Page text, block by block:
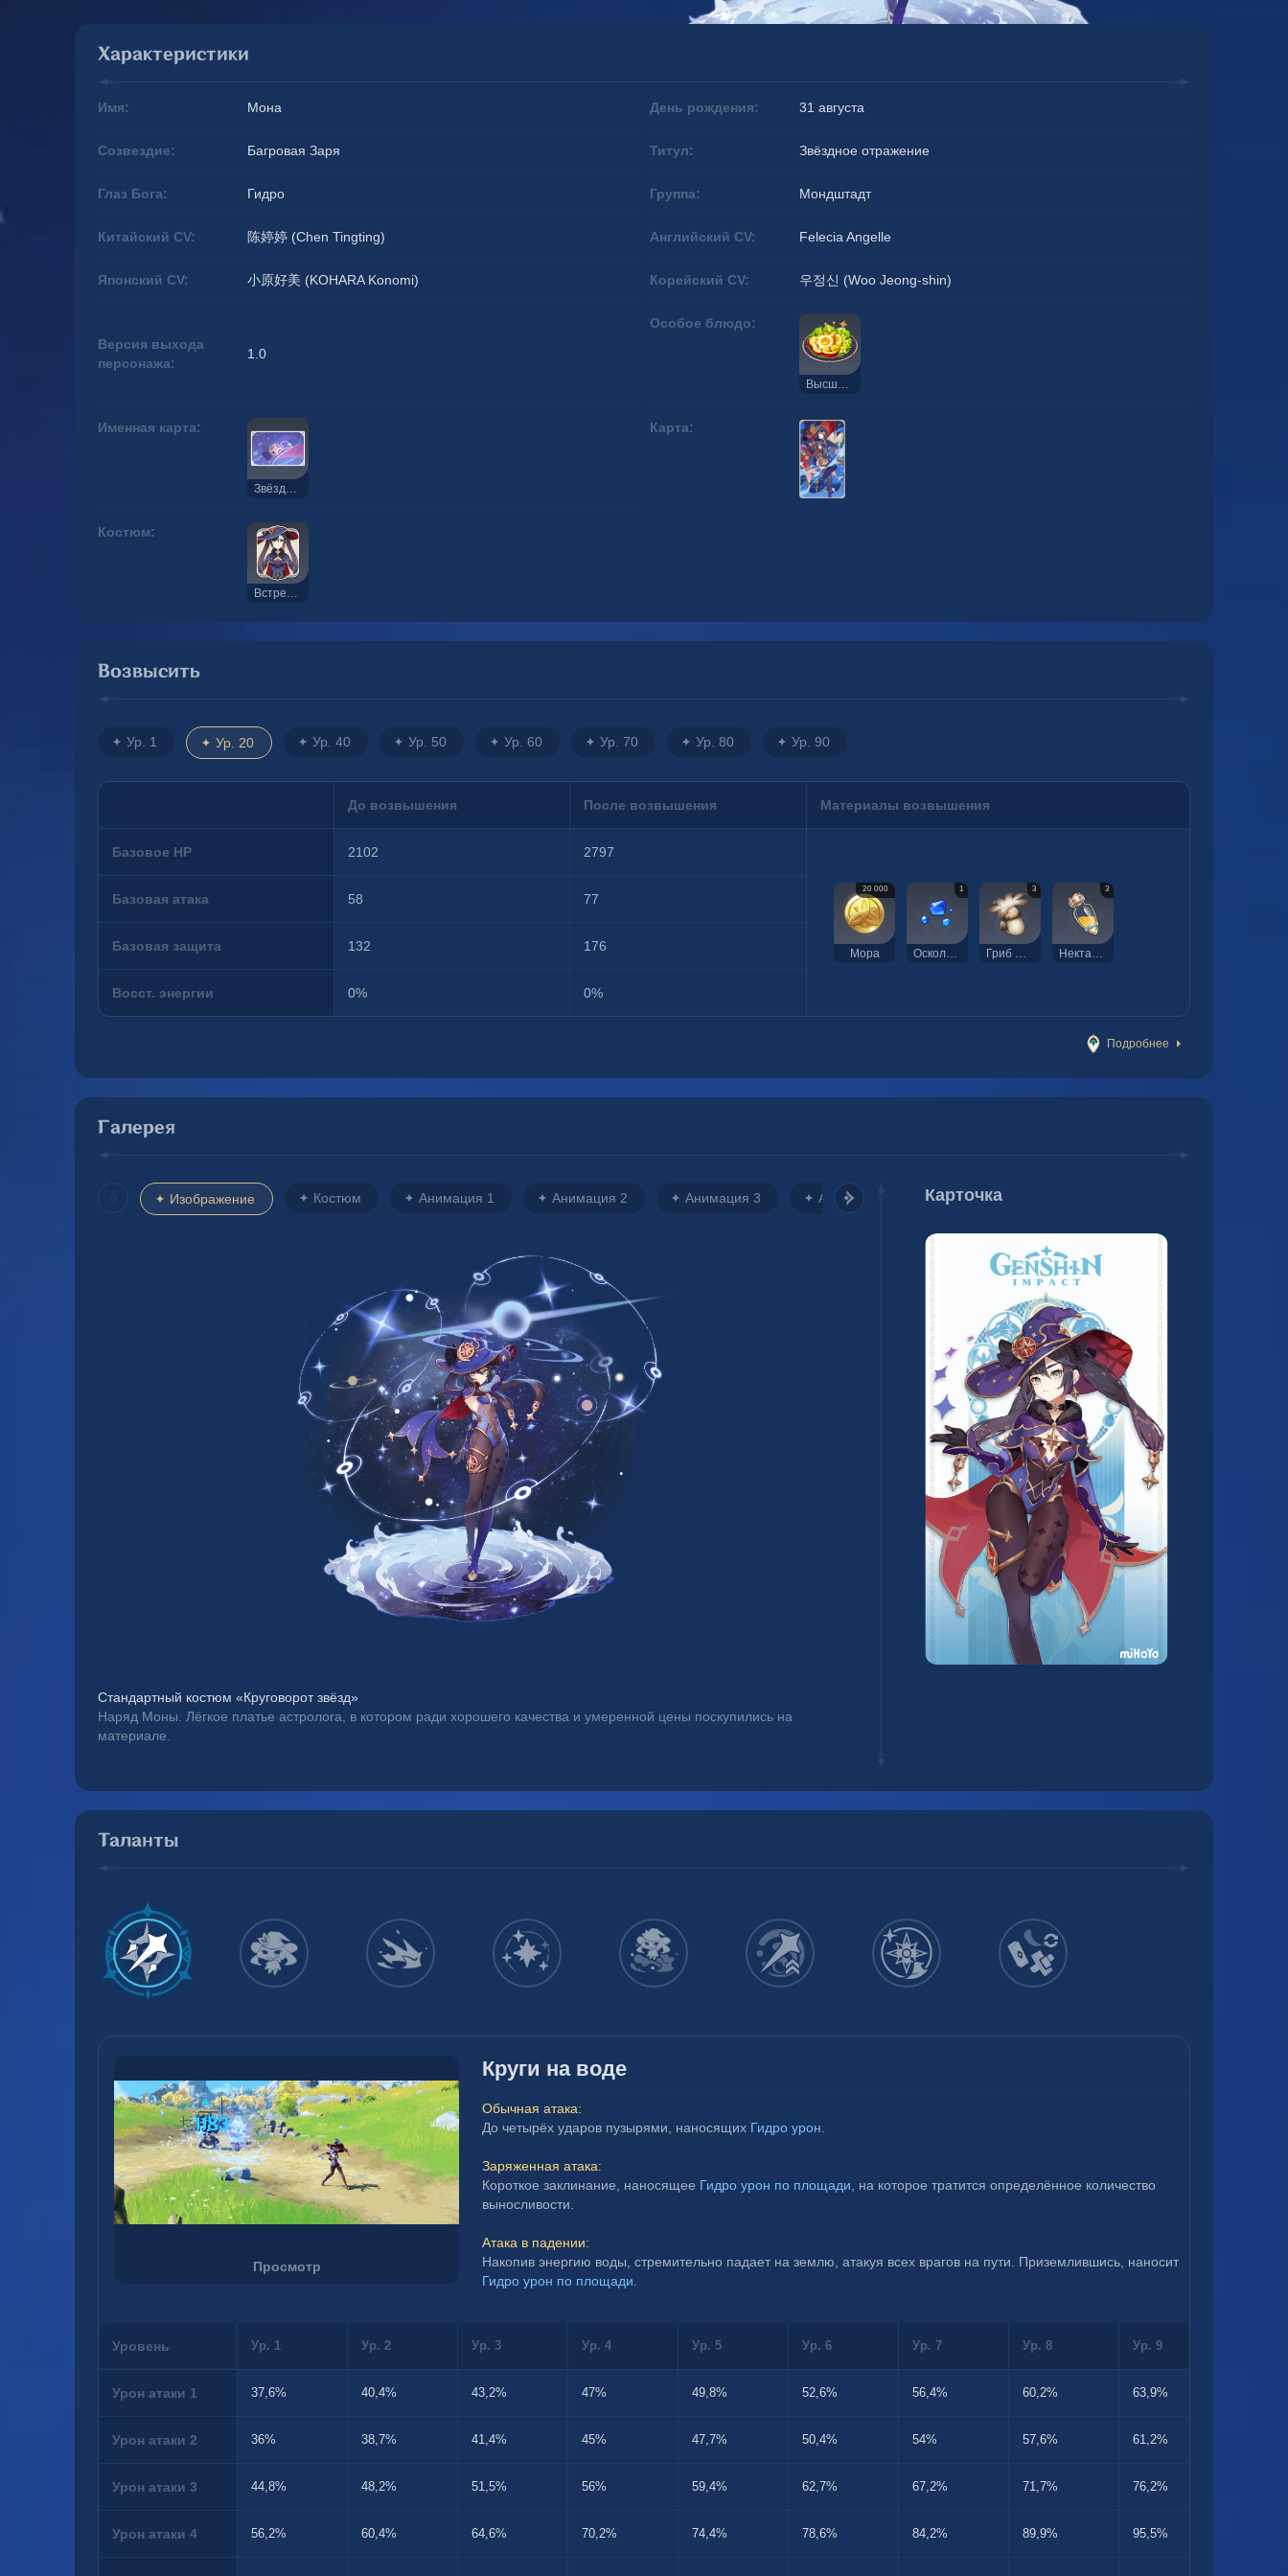
Характеристики
Имя: Мона День рождения: 31 августа
Созвездие: Багровая Заря Титул: Звёздное отражение
Глаз Бога: Гидро Группа: Мондштадт
Китайский CV: 陈婷婷 (Chen Tingting) Английский CV: Felecia Angelle
Японский CV: 小原好美 (KOHARA Konomi) Корейский CV: 우정신 (Woo Jeong-shin)
Версия выхода
персонажа:
1.0
Особое блюдо:
Высшая мудрость (Жизнь)
Именная карта:
Звёздная гладь
Карта:
Костюм:
Встреча звёзд и луны
Возвысить
Ур. 1 Ур. 20 Ур. 40 Ур. 50 Ур. 60 Ур. 70 Ур. 80 Ур. 90
До возвышения После возвышения Материалы возвышения
Базовое HP 2102 2797
20 000
Мора
1 3 3
Базовая атака 58 77
Базовая защита 132 176
Восст. энергии 0% 0%
Подробнее
Галерея
Изображение Костюм Анимация 1 Анимация 2 Анимация 3 Анимация 4 Созвездие
Стандартный костюм «Круговорот звёзд»
Наряд Моны. Лёгкое платье астролога, в котором ради хорошего качества и умеренной цены поскупились на
материале.
Карточка
Таланты
Просмотр
Круги на воде
Обычная атака:
До четырёх ударов пузырями, наносящих Гидро урон
Заряженная атака:
Короткое заклинание, наносящее Гидро урон по площади , на которое тратится определённое количество
выносливости.
Атака в падении:
Гидро урон по площади
Уровень Ур. 1 Ур. 2 Ур. 3 Ур. 4 Ур. 5 Ур. 6 Ур. 7 Ур. 8 Ур. 9
Урон атаки 1 37,6% 40,4% 43,2% 47% 49,8% 52,6% 56,4% 60,2% 63,9%
Урон атаки 2 36% 38,7% 41,4% 45% 47,7% 50,4% 54% 57,6% 61,2%
Урон атаки 3 44,8% 48,2% 51,5% 56% 59,4% 62,7% 67,2% 71,7% 76,2%
Урон атаки 4 56,2% 60,4% 64,6% 70,2% 74,4% 78,6% 84,2% 89,9% 95,5%